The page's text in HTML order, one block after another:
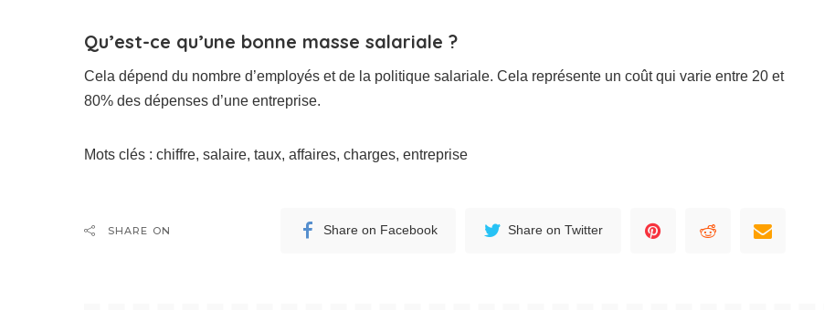
Qu’est-ce qu’une bonne masse salariale ?
Cela dépend du nombre d’employés et de la politique salariale. Cela représente un coût qui varie entre 20 et
80% des dépenses d’une entreprise.
Mots clés : chiffre, salaire, taux, affaires, charges, entreprise
SHARE ON Share on Facebook Share on Twitter